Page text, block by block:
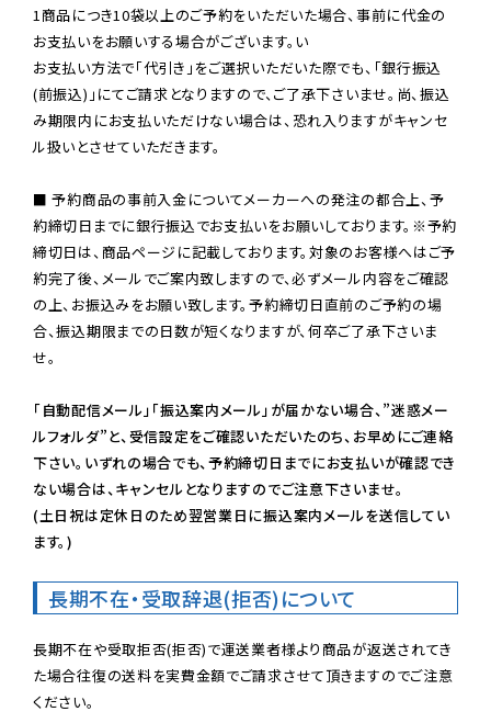
1商品につき10袋以上のご予約をいただいた場合、事前に代金の
お支払いをお願いする場合がございます。い
お支払い方法で「代引き」をご選択いただいた際でも、「銀行振込
(前振込)」にてご請求となりますので、ご了承下さいませ。尚、振込
み期限内にお支払いただけない場合は、恐れ入りますがキャンセ
ル扱いとさせていただきます。
■ 予約商品の事前入金についてメーカーへの発注の都合上、予
約締切日までに銀行振込でお支払いをお願いしております。※予約
締切日は、商品ページに記載しております。対象のお客様へはご予
約完了後、メールでご案内致しますので、必ずメール内容をご確認
の上、お振込みをお願い致します。予約締切日直前のご予約の場
合、振込期限までの日数が短くなりますが、何卒ご了承下さいま
せ。
「自動配信メール」「振込案内メール」が届かない場合、”迷惑メー
ルフォルダ”と、受信設定をご確認いただいたのち、お早めにご連絡
下さい。いずれの場合でも、予約締切日までにお支払いが確認でき
ない場合は、キャンセルとなりますのでご注意下さいませ。
(土日祝は定休日のため翌営業日に振込案内メールを送信してい
ます。)
長期不在・受取辞退(拒否)について
長期不在や受取拒否(拒否)で運送業者様より商品が返送されてき
た場合往復の送料を実費金額でご請求させて頂きますのでご注意
ください。